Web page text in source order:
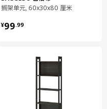
搁架单元, 60x30x80 厘米
¥99.99
¥ 99.99